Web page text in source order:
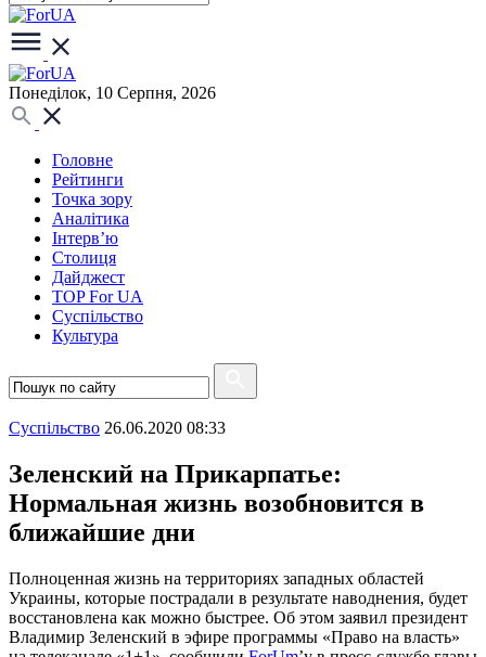
Понеділок, 10 Серпня, 2026
Головне
Рейтинги
Точка зору
Аналітика
Інтерв’ю
Столиця
Дайджест
TOP For UA
Суспiльство
Культура
Суспiльство 26.06.2020 08:33
Зеленский на Прикарпатье:
Нормальная жизнь возобновится в
ближайшие дни
Полноценная жизнь на территориях западных областей
Украины, которые пострадали в результате наводнения, будет
восстановлена как можно быстрее. Об этом заявил президент
Владимир Зеленский в эфире программы «Право на власть»